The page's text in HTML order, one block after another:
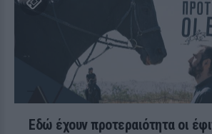
Εδώ έχουν προτεραιότητα οι